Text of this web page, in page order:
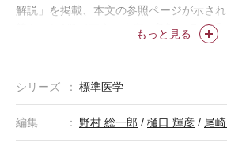
もっと見る
解説」を掲載、本文の参照ページが示さ
策もこれ1冊で万全の内容。新設コラム「
画」で精神障害の理解がさらに深まる。
シリーズ 標準医学
編集 野村 総一郎 / 樋口 輝彦 / 尾